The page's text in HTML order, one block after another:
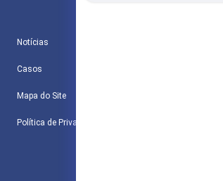
Notícias
Casos
Mapa do Site
Política de Privacidade